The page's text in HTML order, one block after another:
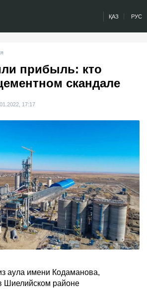
ҚАЗ РУС
прибыль: кто
скандале
17:17
аула имени Кодаманова,
Шиелийском районе